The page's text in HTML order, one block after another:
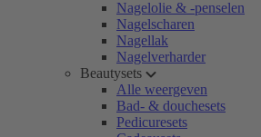
Nagelolie & -penselen
Nagelscharen
Nagellak
Nagelverharder
Beautysets
Alle weergeven
Bad- & douchesets
Pedicuresets